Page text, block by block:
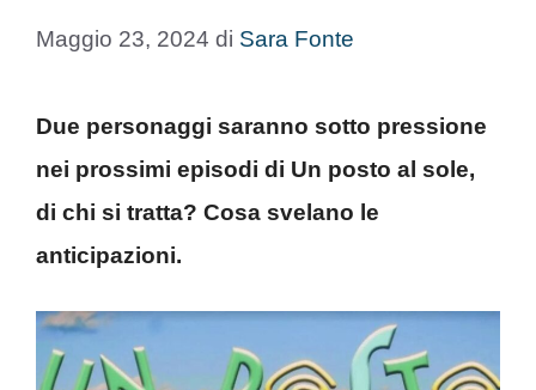
Maggio 23, 2024 di Sara Fonte
Due personaggi saranno sotto pressione
nei prossimi episodi di Un posto al sole,
di chi si tratta? Cosa svelano le
anticipazioni.